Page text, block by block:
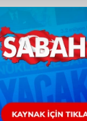
gerekli olan
işlevsel
olarak açık